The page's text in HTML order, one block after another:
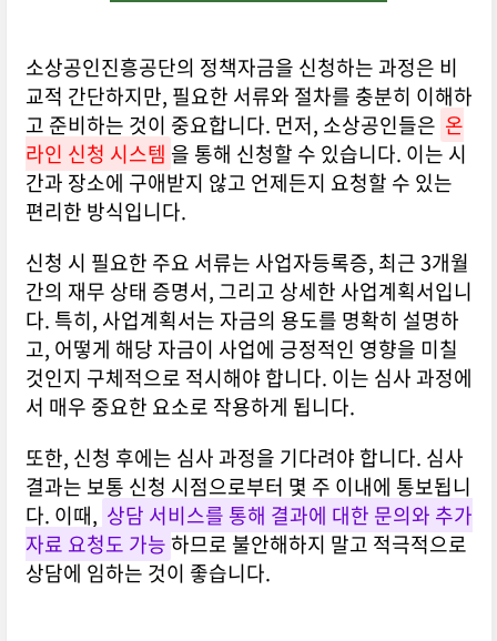
소상공인진흥공단의 정책자금을 신청하는 과정은 비
교적 간단하지만, 필요한 서류와 절차를 충분히 이해하
고 준비하는 것이 중요합니다. 먼저, 소상공인들은 온
라인 신청 시스템 을 통해 신청할 수 있습니다. 이는 시
간과 장소에 구애받지 않고 언제든지 요청할 수 있는
편리한 방식입니다.
신청 시 필요한 주요 서류는 사업자등록증, 최근 3개월
간의 재무 상태 증명서, 그리고 상세한 사업계획서입니
다. 특히, 사업계획서는 자금의 용도를 명확히 설명하
고, 어떻게 해당 자금이 사업에 긍정적인 영향을 미칠
것인지 구체적으로 적시해야 합니다. 이는 심사 과정에
서 매우 중요한 요소로 작용하게 됩니다.
또한, 신청 후에는 심사 과정을 기다려야 합니다. 심사
결과는 보통 신청 시점으로부터 몇 주 이내에 통보됩니
다. 이때, 상담 서비스를 통해 결과에 대한 문의와 추가
자료 요청도 가능하므로 불안해하지 말고 적극적으로
상담에 임하는 것이 좋습니다.